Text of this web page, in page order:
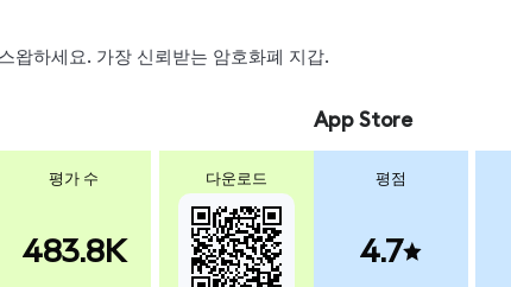
왑하세요. 가장 신뢰받는 암호화폐 지갑.
평가 수
483.8K
다운로드
App Store
평점
4.7